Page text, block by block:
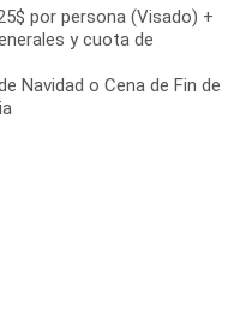
por persona (Visado) +
y cuota de
Navidad o Cena de Fin de